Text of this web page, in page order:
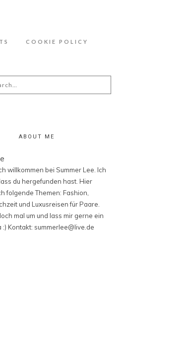
COOKIE POLICY
ABOUT ME
willkommen bei Summer Lee. Ich
du hergefunden hast. Hier
folgende Themen: Fashion,
und Luxusreisen für Paare.
mal um und lass mir gerne ein
:) Kontakt: summerlee@live.de